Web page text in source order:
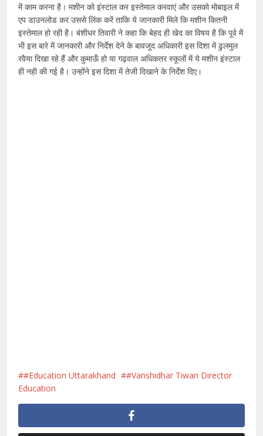
में काम करना है। मशीन को इंस्टाल कर इस्तेमाल करवाएं और उसको मोबाइल में
एप डाउनलोड कर उससे लिंक करें ताकि ये जानकारी मिले कि मशीन कितनी
इस्तेमाल हो रही है। बंशीधर तिवारी ने कहा कि बेहद ही खेद का विषय है कि पूर्व में
भी इस बारे में जानकारी और निर्देश देने के बावजूद अधिकारी इस दिशा में ढुलमुल
रवैया दिखा रहे हैं और कुमाऊँ हो या गढ़वाल अधिकतर स्कूलों में ये मशीन इंस्टाल
ही नही की गई है। उन्होंने इस दिशा में तेजी दिखाने के निर्देश दिए।
#Education Uttarakhand
#Vanshidhar Tiwari Director
Education